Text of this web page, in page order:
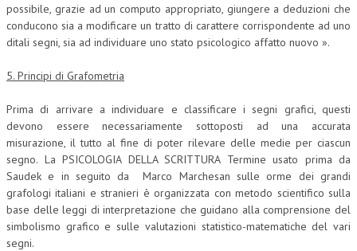
possibile, grazie ad un computo appropriato, giungere a deduzioni che
conducono sia a modificare un tratto di carattere corrispondente ad uno
ditali segni, sia ad individuare uno stato psicologico affatto nuovo ».
5. Principi di Grafometria
Prima di arrivare a individuare e classificare i segni grafici, questi
devono essere necessariamente sottoposti ad una accurata
misurazione, il tutto al fine di poter rilevare delle medie per ciascun
segno. La PSICOLOGIA DELLA SCRITTURA Termine usato prima da
Saudek e in seguito da Marco Marchesan sulle orme dei grandi
grafologi italiani e stranieri è organizzata con metodo scientifico sulla
base delle leggi di interpretazione che guidano alla comprensione del
simbolismo grafico e sulle valutazioni statistico-matematiche del vari
segni.